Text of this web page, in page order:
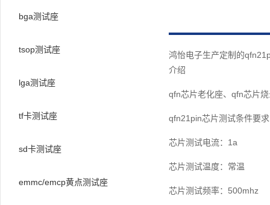
鸿怡电子生产定制的
介绍
qfn芯片老化座、qfn芯片
qfn21pin芯片测试条件要
芯片测试电流：1a
芯片测试温度：常温
芯片测试频率：500mhz
bga测试座
tsop测试座
lga测试座
tf卡测试座
sd卡测试座
emmc/emcp黄点测试座